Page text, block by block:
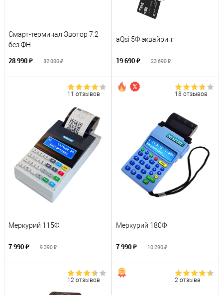
Смарт-терминал Эвотор 7.2
без ФН
28 990 ₽ 32 000 ₽
aQsi 5Ф эквайринг
19 690 ₽ 23 690 ₽
11 отзывов
Меркурий 115Ф
7 990 ₽ 9 390 ₽
18 отзывов
Меркурий 180Ф
7 990 ₽ 10 290 ₽
12 отзывов 2 отзыва